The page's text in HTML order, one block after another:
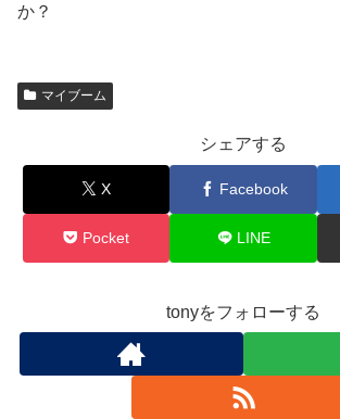
か？
マイブーム
シェアする
X Facebook
Pocket LINE
tonyをフォローする